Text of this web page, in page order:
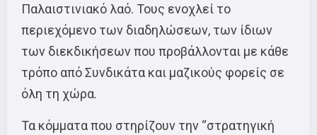
Παλαιστινιακό λαό. Τους ενοχλεί το
περιεχόμενο των διαδηλώσεων, των ίδιων
των διεκδικήσεων που προβάλλονται με κάθε
τρόπο από Συνδικάτα και μαζικούς φορείς σε
όλη τη χώρα.
Τα κόμματα που στηρίζουν την “στρατηγική